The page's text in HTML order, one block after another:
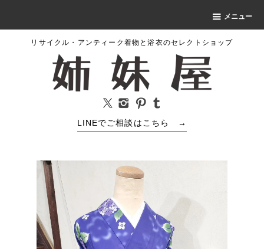
メニュー
リサイクル・アンティーク着物と浴衣のセレクトショップ
LINEでご相談はこちら →